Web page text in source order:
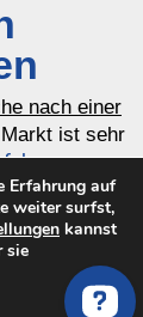
nach einer
ist sehr
E-
Erfahrung auf
weiter surfst,
kannst
sie